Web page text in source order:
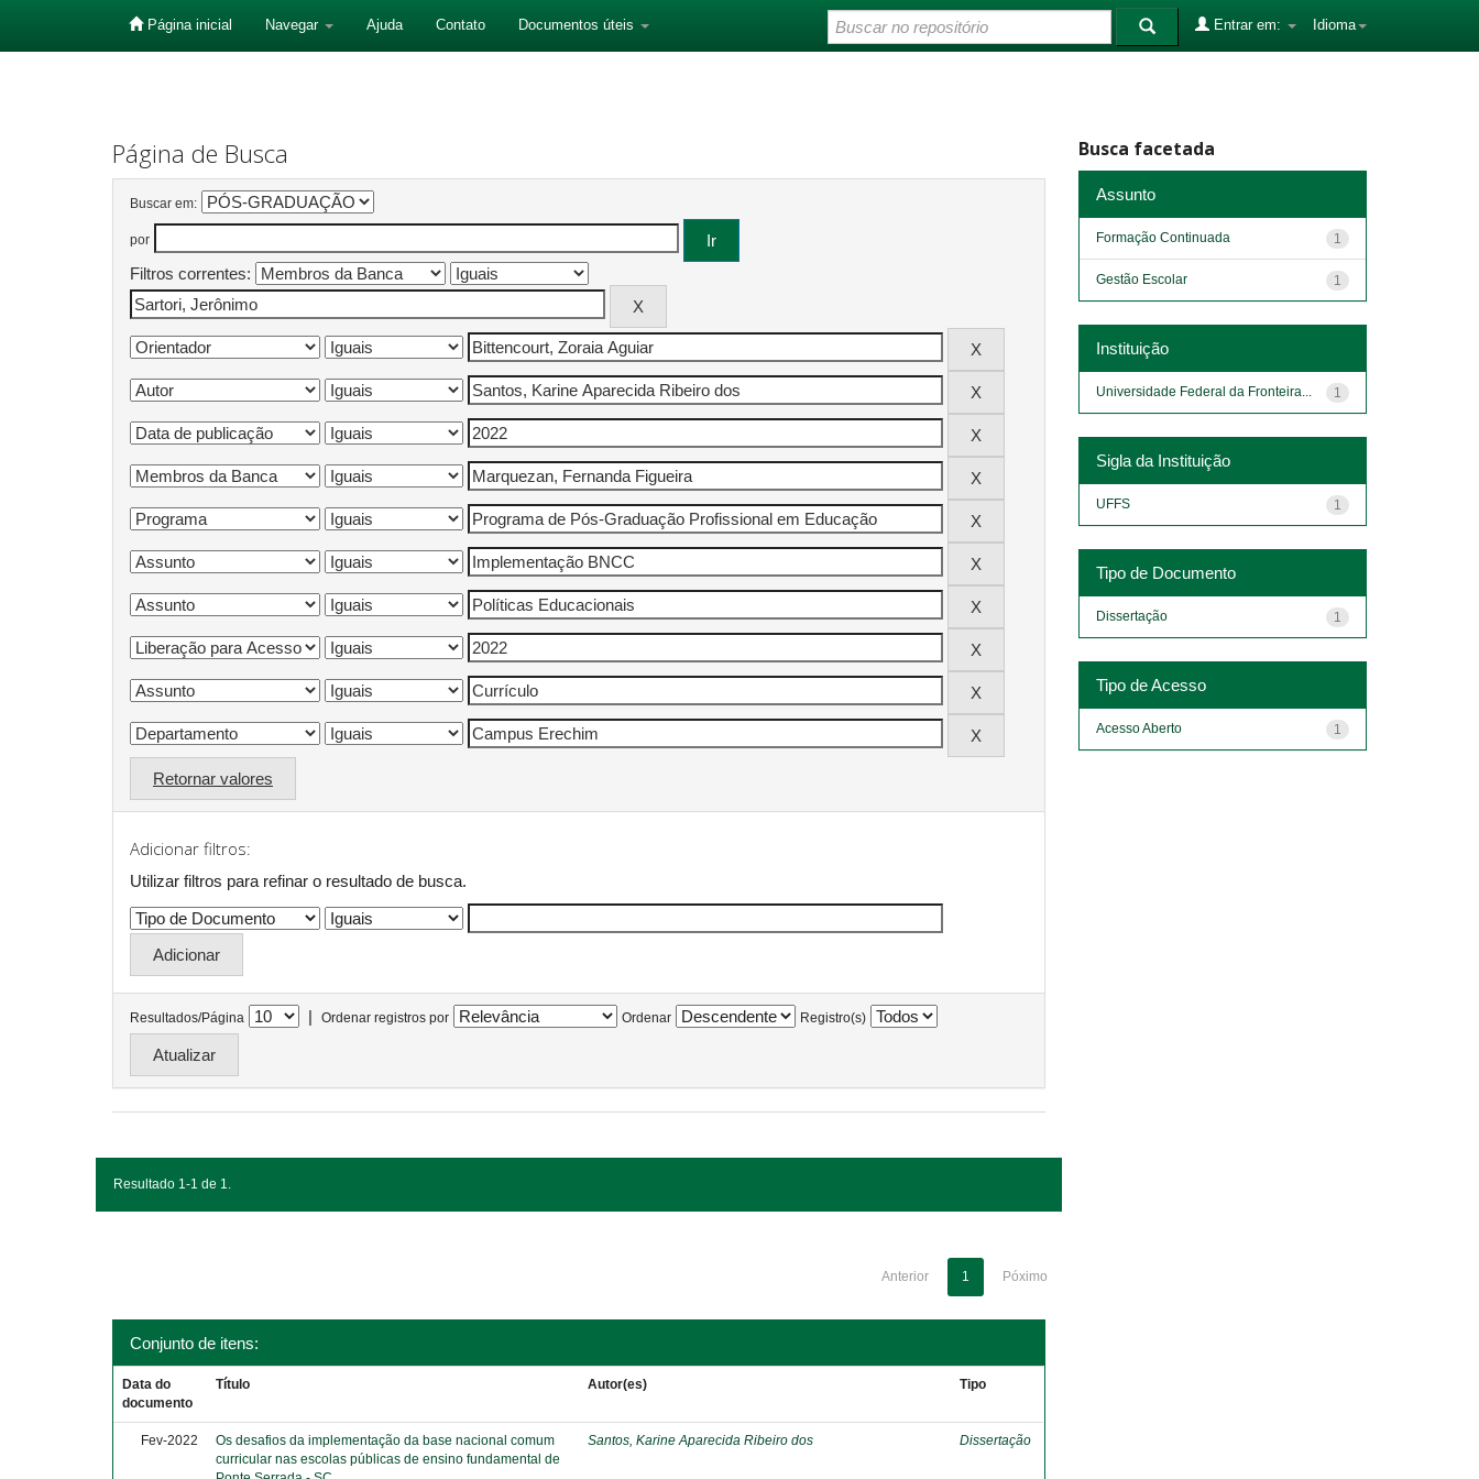
Página inicial Navegar Ajuda Contato Documentos úteis Idioma
Entrar em:
Página de Busca
Buscar em:
por
Filtros correntes:
Retornar valores
Adicionar filtros:
Utilizar filtros para refinar o resultado de busca.
Resultados/Página | Ordenar registros por Ordenar Registro(s)
Resultado 1-1 de 1.
Anterior 1 Póximo
Conjunto de itens:
Data do
documento
Título Autor(es) Tipo
Fev-2022
Os desafios da implementação da base nacional comum
curricular nas escolas públicas de ensino fundamental de
Santos, Karine Aparecida Ribeiro dos Dissertação
Busca facetada
Assunto
1
Formação Continuada
1
Gestão Escolar
Instituição
1
Universidade Federal da Fronteira...
Sigla da Instituição
1
UFFS
Tipo de Documento
1
Dissertação
Tipo de Acesso
1
Acesso Aberto